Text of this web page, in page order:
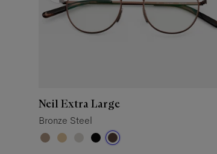
Neil Extra Large
Bronze Steel